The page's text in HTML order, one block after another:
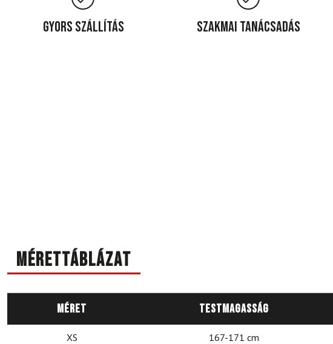
Gyors szállítás Szakmai tanácsadás
Mérettáblázat
Méret Testmagasság
XS 167-171 cm